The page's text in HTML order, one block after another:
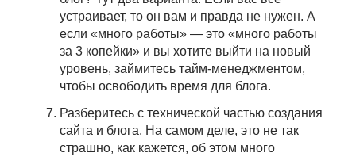
устраивает, то он вам и правда не нужен. А
если «много работы» — это «много работы
за 3 копейки» и вы хотите выйти на новый
уровень, займитесь тайм-менеджментом,
чтобы освободить время для блога.
Разберитесь с технической частью создания
сайта и блога. На самом деле, это не так
страшно, как кажется, об этом много